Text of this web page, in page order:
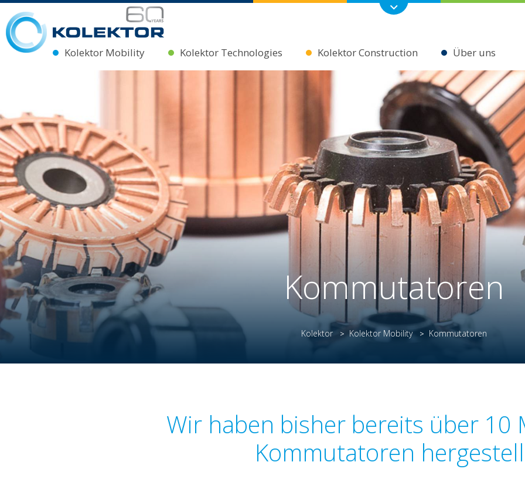
Kolektor Mobility Kolektor Technologies Kolektor Construction Über uns
Kommutatoren
Kolektor > Kolektor Mobility > Kommutatoren
Wir haben bisher bereits über 10
Kommutatoren